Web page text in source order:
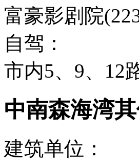
富豪影剧院
自驾：
市内5、9、12
中南森海湾
建筑单位：